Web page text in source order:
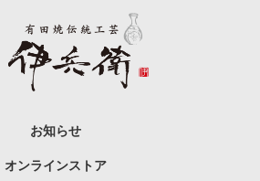
お知らせ
オンラインストア